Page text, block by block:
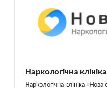
Наркологічна
Наркологічна клініка